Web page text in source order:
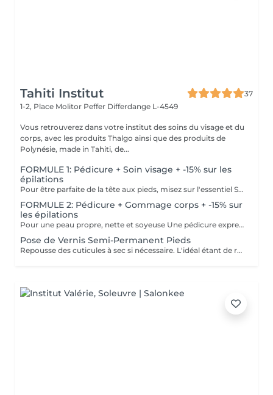
Tahiti Institut
37
1-2, Place Molitor Peffer Differdange L-4549
Vous retrouverez dans votre institut des soins du visage et du
corps, avec les produits Thalgo ainsi que des produits de
Polynésie, made in Tahiti, de...
FORMULE 1: Pédicure + Soin visage + -15% sur les
épilations
Pour être parfaite de la tête aux pieds, misez sur l'essentiel Soin du visage Bora Bora ( gommage et massage à l'huile de coco) Une pédicure express au choix rape ou trempage + Coupe et limage des ongles -15 % Sur toutes vos épilations ( à rajouter à votre RDV) Pour plus de précision, n'hésitez pas whatsapp, SMS ou appel au 661 555 858
FORMULE 2: Pédicure + Gommage corps + -15% sur
les épilations
Pour une peau propre, nette et soyeuse Une pédicure express au choix rape ou trempage + Coupe et limage des ongles Un gommage du corps (Monoï ou coco) parfait pour préparer la peau au bronzage -15 % Sur toutes vos épilations ( à rajouter à votre RDV) Pour plus de précision, n'hésitez pas whatsapp, SMS ou appel au 661 555 858
Pose de Vernis Semi-Permanent Pieds
Repousse des cuticules à sec si nécessaire. L'idéal étant de réaliser une pédicure au préalable. Pose sur vos ongles naturels, sans technique de rallongement. Si vous portez actuellement du gel, de la résine, un renfort/gainage, n'oubliez pas de sélectionner la dépose.